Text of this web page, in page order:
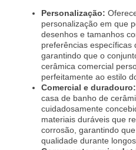
Personalização:
personalização em que
desenhos e tamanhos
preferências específicas
garantindo que o
cerâmica comercial
perfeitamente ao estilo
Comercial e duradouro:
casa de banho de
cuidadosamente
materiais duráveis que
corrosão, garantindo
qualidade durante